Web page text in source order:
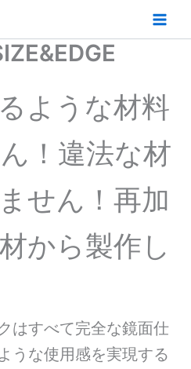
ような材料
！違法な材
せん！再加
から製作し
はすべて完全な鏡面仕
うな使用感を実現する